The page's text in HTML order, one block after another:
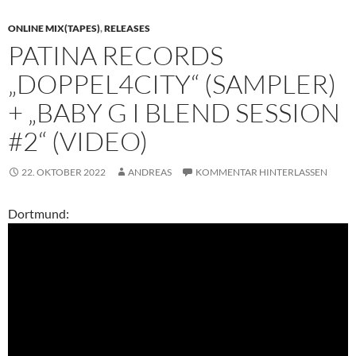
ONLINE MIX(TAPES),RELEASES
PATINA RECORDS
„DOPPEL4CITY“ (SAMPLER)
+ „BABY G I BLEND SESSION
#2“ (VIDEO)
22. OKTOBER 2022 ANDREAS KOMMENTAR HINTERLASSEN
Dortmund: